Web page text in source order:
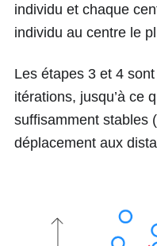
individu et chaque
individu au centre le
Les étapes 3 et 4
itérations, jusqu’à ce
suffisamment stables
déplacement aux